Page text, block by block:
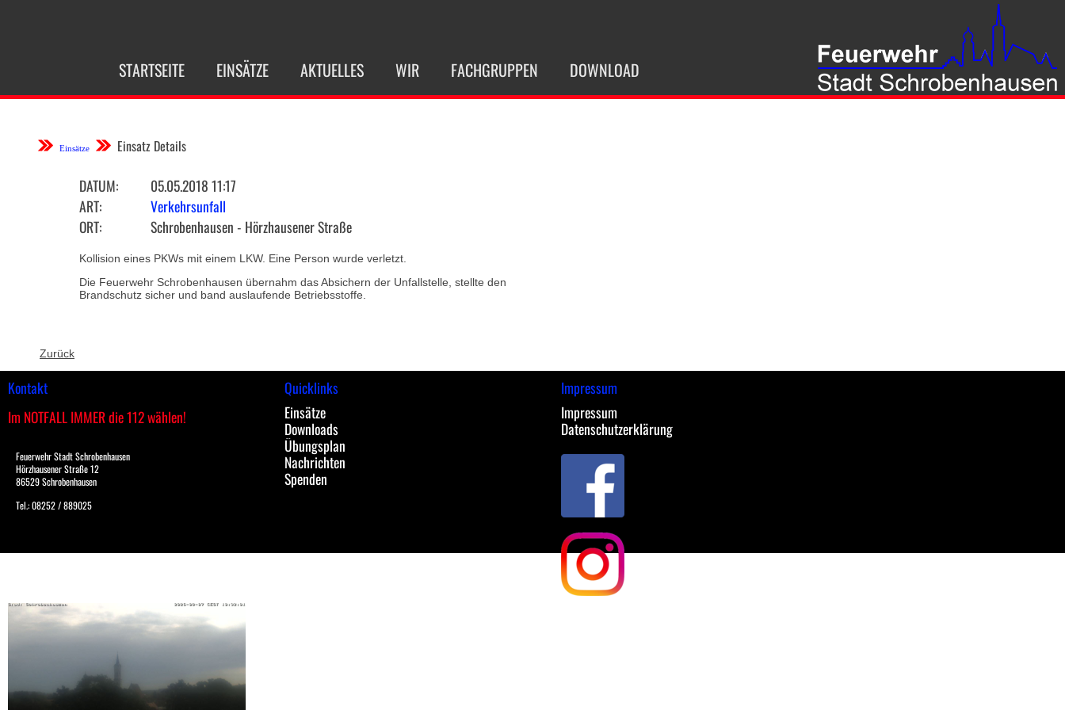
STARTSEITE EINSÄTZE AKTUELLES WIR FACHGRUPPEN DOWNLOAD
Einsätze Einsatz Details
DATUM:
05.05.2018 11:17
ART:
Verkehrsunfall
ORT:
Schrobenhausen - Hörzhausener Straße
Kollision eines PKWs mit einem LKW. Eine Person wurde verletzt.
Die Feuerwehr Schrobenhausen übernahm das Absichern der Unfallstelle, stellte den
Brandschutz sicher und band auslaufende Betriebsstoffe.
Zurück
Kontakt
Im NOTFALL IMMER die 112 wählen!
Feuerwehr Stadt Schrobenhausen
Hörzhausener Straße 12
86529 Schrobenhausen
Tel.: 08252 / 889025
Quicklinks
Einsätze
Downloads
Übungsplan
Nachrichten
Spenden
Impressum
Impressum
Datenschutzerklärung